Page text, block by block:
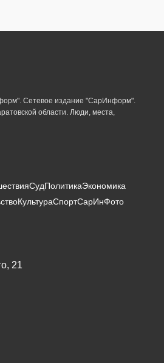
Сетевое издание "СарИнформ".
области. Люди, места,
СудПолитикаЭкономика
КультураСпортСарИнФото
21